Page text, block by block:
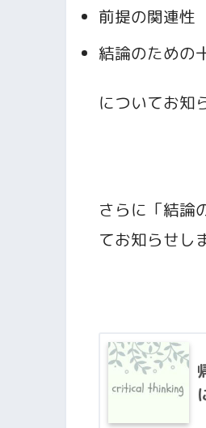
前提の関連性
結論のための
についてお知
さらに「結論
てお知らせし